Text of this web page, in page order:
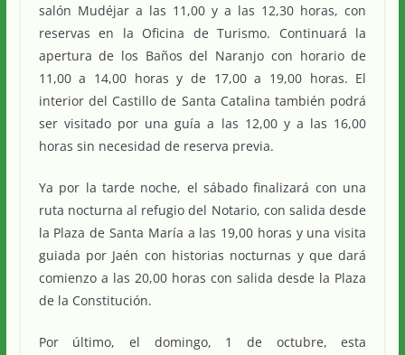
salón Mudéjar a las 11,00 y a las 12,30 horas, con
reservas en la Oficina de Turismo. Continuará la
apertura de los Baños del Naranjo con horario de
11,00 a 14,00 horas y de 17,00 a 19,00 horas. El
interior del Castillo de Santa Catalina también podrá
ser visitado por una guía a las 12,00 y a las 16,00
horas sin necesidad de reserva previa.
Ya por la tarde noche, el sábado finalizará con una
ruta nocturna al refugio del Notario, con salida desde
la Plaza de Santa María a las 19,00 horas y una visita
guiada por Jaén con historias nocturnas y que dará
comienzo a las 20,00 horas con salida desde la Plaza
de la Constitución.
Por último, el domingo, 1 de octubre, esta